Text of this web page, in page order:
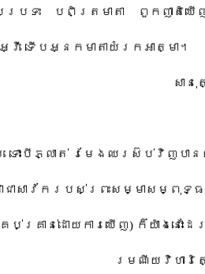
រទះ​ ​បពិត្រ​មាតា​ ​ពួក​ញាតិ​ឃើញ​
វី​ ​ទើប​អ្នក​មាតា​យំ​រក​អាត្មា​។​
សានុ​
ទោះបី​ភ្លាត់​ ​រមែង​ឈរ​ស៊ប់​វិញ​បាន​យ៉
ា​សាវ័ក​របស់​ព្រះសម្មាសម្ពុទ្
ន់​ដោយ​ការ​ឃើញ​)​ ​ក៏​យ៉ាងនោះ​ដែ
រមណីយ​វិ​ហា​រិត្